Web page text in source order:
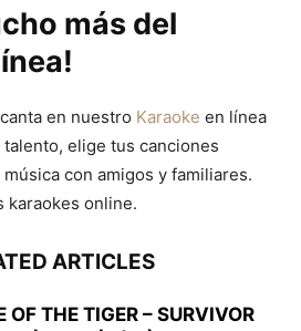
más del
en nuestro Karaoke en línea
elige tus canciones
con amigos y familiares.
karaokes online.
ARTICLES
OF THE TIGER – SURVIVOR